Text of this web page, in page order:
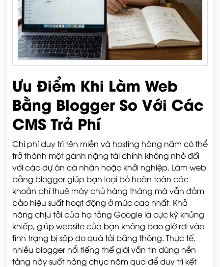
Ưu Điểm Khi Làm Web
Bằng Blogger So Với Các
CMS Trả Phí
Chi phí duy trì tên miền và hosting hàng năm có thể
trở thành một gánh nặng tài chính không nhỏ đối
với các dự án cá nhân hoặc khởi nghiệp. Làm web
bằng blogger giúp bạn loại bỏ hoàn toàn các
khoản phí thuê máy chủ hàng tháng mà vẫn đảm
bảo hiệu suất hoạt động ở mức cao nhất. Khả
năng chịu tải của hạ tầng Google là cực kỳ khủng
khiếp, giúp website của bạn không bao giờ rơi vào
tình trạng bị sập do quá tải băng thông. Thực tế,
nhiều blogger nổi tiếng thế giới vẫn tin dùng nền
tảng này suốt hàng chục năm qua để duy trì kết